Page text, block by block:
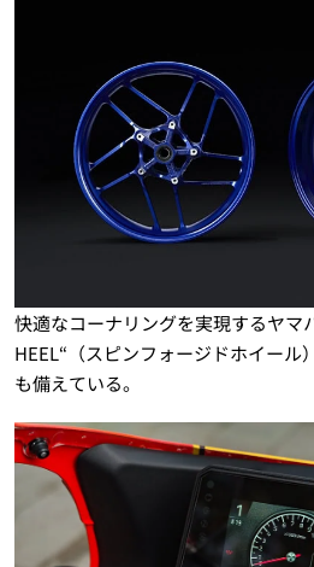
快適なコーナリングを実現するヤマ
HEEL“（スピンフォージドホイール
も備えている。